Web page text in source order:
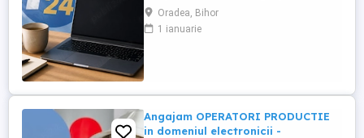
încredere pe platformele noastre de
anunțuri din România, Germania și
Ungaria. În funcție de experiența și
Oradea, Bihor
1 ianuarie
Angajam OPERATORI PRODUCTIE
in domeniul electronicii -